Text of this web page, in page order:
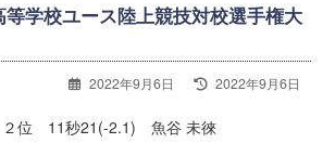
学校ユース陸上競技対校選手権大
2022年9月6日
最
新
2022年9月6日
２位 11秒21(-2.1) 魚谷 未徠